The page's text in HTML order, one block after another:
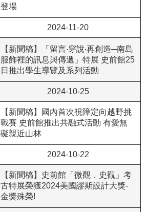
登場
2024-11-20
【新聞稿】「留言‧穿說‧再創造─南島
服飾裡的訊息與傳遞」特展 史前館25
日推出學生導覽及系列活動
2024-10-25
【新聞稿】國內首次視障定向越野挑
戰賽 史前館推出共融式活動 有愛無
礙親近山林
2024-10-22
【新聞稿】史前館「微觀．史觀」考
古特展榮獲2024美國謬斯設計大獎-
金獎殊榮!